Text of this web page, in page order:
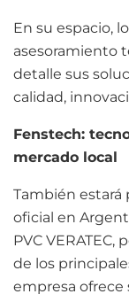
En su espacio,
asesoramiento
detalle sus
calidad,
Fenstech:
mercado local
También
oficial en
PVC
de los
empresa ofrece